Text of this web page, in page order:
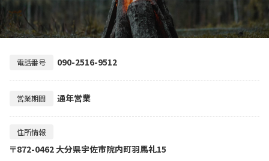
電話番号 090-2516-9512
営業期間 通年営業
住所情報
〒872-0462 大分県宇佐市院内町羽馬礼15